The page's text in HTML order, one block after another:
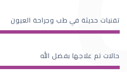
تقنيات حديثة في طب وجراحة العيون
حالات تم علاجها بفضل الله